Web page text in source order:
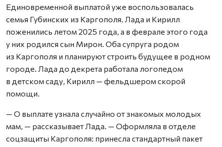
Единовременной выплатой уже воспользовалась
семья Губинских из Каргополя. Лада и Кирилл
поженились летом 2025 года, а в феврале этого года
у них родился сын Мирон. Оба супруга родом
из Каргополя и планируют строить будущее в родном
городе. Лада до декрета работала логопедом
в детском саду, Кирилл — фельдшером скорой
помощи.
— О выплате узнала случайно от знакомых молодых
мам, — рассказывает Лада. — Оформляла в отделе
соцзащиты Каргополя: принесла стандартный пакет